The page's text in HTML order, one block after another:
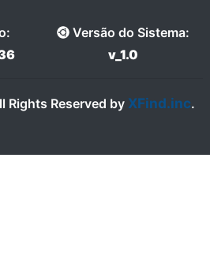
Versão do Sistema:
v_1.0
Reserved by XFind.inc.